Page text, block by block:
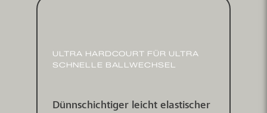
ULTRA HARDCOURT FÜR ULTRA
SCHNELLE BALL­WECHSEL
Dünnschichtiger leicht elastischer